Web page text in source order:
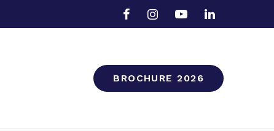
BROCHURE 2026